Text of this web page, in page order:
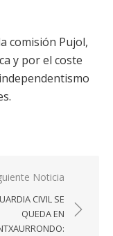
comisión Pujol,
y por el coste
Noticia
CIVIL SE
QUEDA EN